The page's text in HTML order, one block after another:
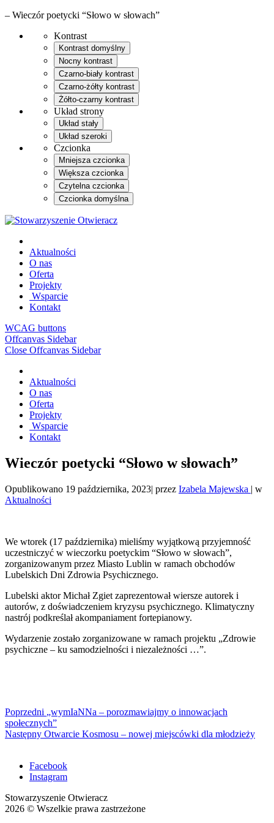
– Wieczór poetycki “Słowo w słowach”
Kontrast
Kontrast domyślny
Nocny kontrast
Czarno-biały kontrast
Czarno-żółty kontrast
Żółto-czarny kontrast
Układ strony
Układ stały
Układ szeroki
Czcionka
Mniejsza czcionka
Większa czcionka
Czytelna czcionka
Czcionka domyślna
Aktualności
O nas
Oferta
Projekty
Wsparcie
Kontakt
WCAG buttons
Offcanvas Sidebar
Close Offcanvas Sidebar
Aktualności
O nas
Oferta
Projekty
Wsparcie
Kontakt
Wieczór poetycki “Słowo w słowach”
Opublikowano 19 października, 2023| przez Izabela Majewska | w
Aktualności
We wtorek (17 października) mieliśmy wyjątkową przyjemność
uczestniczyć w wieczorku poetyckim “Słowo w słowach”,
zorganizowanym przez Miasto Lublin w ramach obchodów
Lubelskich Dni Zdrowia Psychicznego.
Lubelski aktor Michał Zgiet zaprezentował wiersze autorek i
autorów, z doświadczeniem kryzysu psychicznego. Klimatyczny
nastrój podkreślał akompaniament fortepianowy.
Wydarzenie zostało zorganizowane w ramach projektu „Zdrowie
psychiczne – ku samodzielności i niezależności …”.
Nawigacja
wpisu
Poprzedni
Previous
post:
„wymIaNNa – porozmawiajmy o innowacjach
społecznych”
Następny Next
Otwarcie Kosmosu – nowej miejscówki dla młodzieży
Facebook
Instagram
Stowarzyszenie Otwieracz
2026 © Wszelkie prawa zastrzeżone